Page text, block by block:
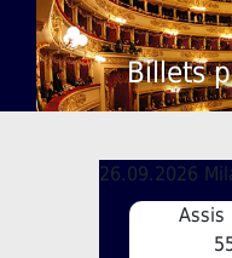
Billets
26.09.2026
Assis